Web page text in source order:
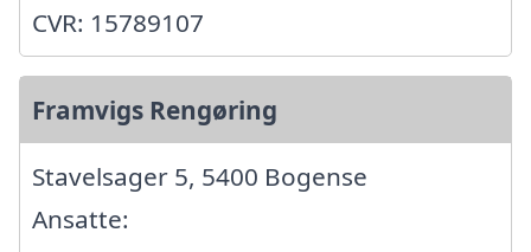
CVR: 15789107
Framvigs Rengøring
Stavelsager 5, 5400 Bogense
Ansatte: